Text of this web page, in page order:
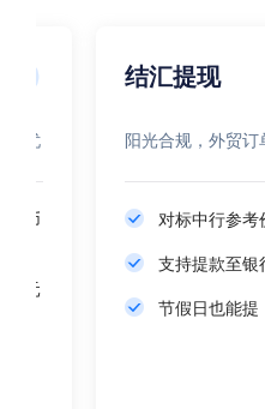
结汇提现
阳光合规，外贸订单线上
对标中行参考价，实
支持提款至银行账户
节假日也能提，最快1